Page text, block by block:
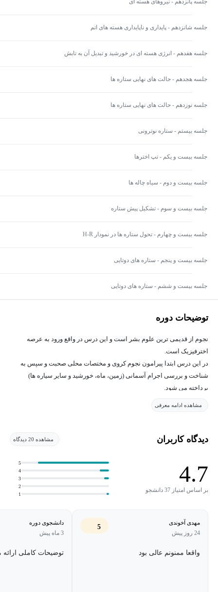
جلسه پانزدهم - نیروهای هسته ای
جلسه شانزدهم - پایداری و ناپایداری هسته های اتم
جلسه هفدهم - انرژی هسته ای در خورشید و تبدیل آن به تابش
جلسه هجدهم - حالت های نهایی ستاره ها
جلسه نوزدهم - حالت های نهایی ستاره ها
جلسه بیستم - ستاره نوترونی
جلسه بیست و یکم - تپ اخترها
جلسه بیست و دوم - سیاه چاله ها
جلسه بیست و سوم - تشکیل پیش ستاره
جلسه بیست و چهارم - تحول ستاره ها در نمودار H-R
جلسه بیست و پنجم - ستاره های دوتایی
جلسه بیست و ششم - ستاره های دوتایی
توضیحات دوره
نجوم از قدیمی ترین علوم بشر است و این درس در واقع ورود به عرصه
اخترفیزیک است.
در این درس ابتدا پیرامون نجوم کروی و مختصات محلی صحبت و سپس به
شناخت و بررسی اجرام آسمانی (زمین، ماه، خورشید و سایر سیاره ها)
پرداخته می شود.
مشاهده ادامه معرفی
دیدگاه کاربران مشاهده 20 دیدگاه
4.7
بر اساس امتیاز 37 دانشجو
1
2
3
4
5
مهدی آخوندی
24 روز پیش
5
واقعا ممنونم عالی بود
دانشجوی دوره
3 ماه پیش
توضیحات کاملی ارائه